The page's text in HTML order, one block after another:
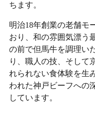
ちます。
明治18年創業の老舗モ
おり、和の雰囲気漂う
の前で但馬牛を調理い
り、職人の技、そして
れられない食体験を生
われた神戸ビーフへの
しています。